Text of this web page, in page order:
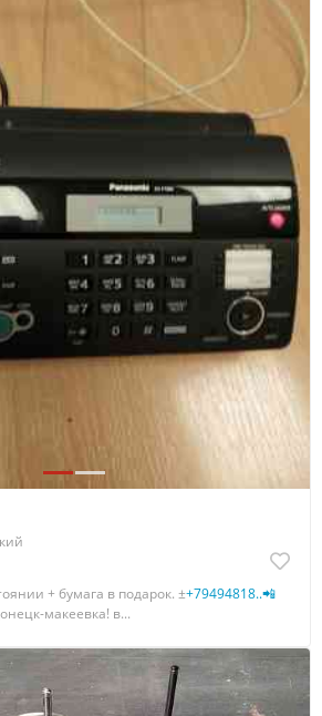
+ бумага в подарок. ±+79494818..📲
макеевка! в...